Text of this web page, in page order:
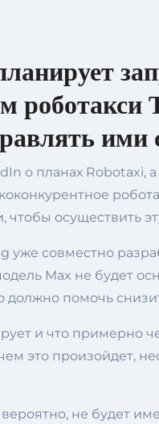
роботакси
ими
о планах Robotaxi,
осуществить
совместно
Max не будет
должно помочь
и что примерно
это произойдет,
не будет